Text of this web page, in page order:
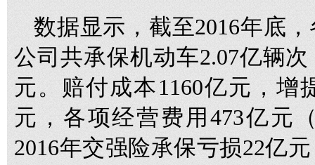
数据显示，截至2016年底
公司共承保机动车2.07亿辆
元。赔付成本1160亿元，增
元，各项经营费用473亿元
2016年交强险承保亏损22亿